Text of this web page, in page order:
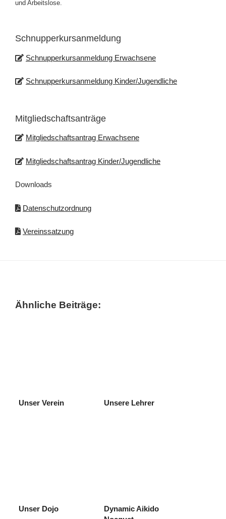
und Arbeitslose.
Schnupperkursanmeldung
Schnupperkursanmeldung Erwachsene
Schnupperkursanmeldung Kinder/Jugendliche
Mitgliedschaftsanträge
Mitgliedschaftsantrag Erwachsene
Mitgliedschaftsantrag Kinder/Jugendliche
Downloads
Datenschutzordnung
Vereinssatzung
Ähnliche Beiträge:
Unser Verein Unsere Lehrer
Unser Dojo
Dynamic Aikido